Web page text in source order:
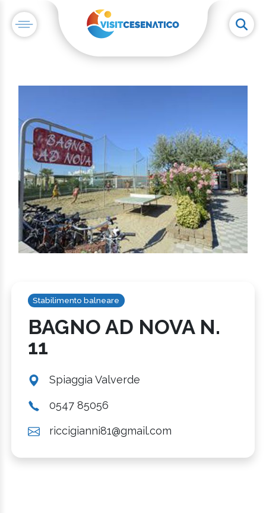
Stabilimento balneare
BAGNO AD NOVA N.
11
Spiaggia Valverde
0547 85056
riccigianni81@gmail.com